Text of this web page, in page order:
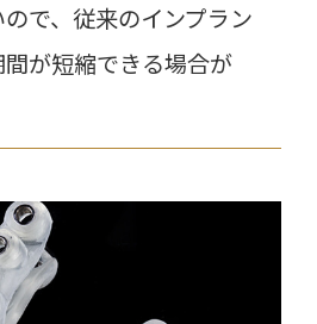
で、従来のインプラン
間が短縮できる場合が